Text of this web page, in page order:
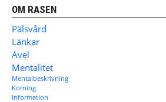
OM RASEN
Pälsvård
Länkar
Avel
Mentalitet
Mentalbeskrivning
Korning
Information